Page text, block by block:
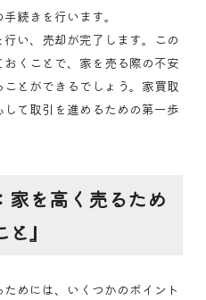
続きを行います。
い、売却が完了します。この
くことで、家を売る際の不安
とができるでしょう。家買取
て取引を進めるための第一歩
家を高く売るため
』
めには、いくつかのポイント